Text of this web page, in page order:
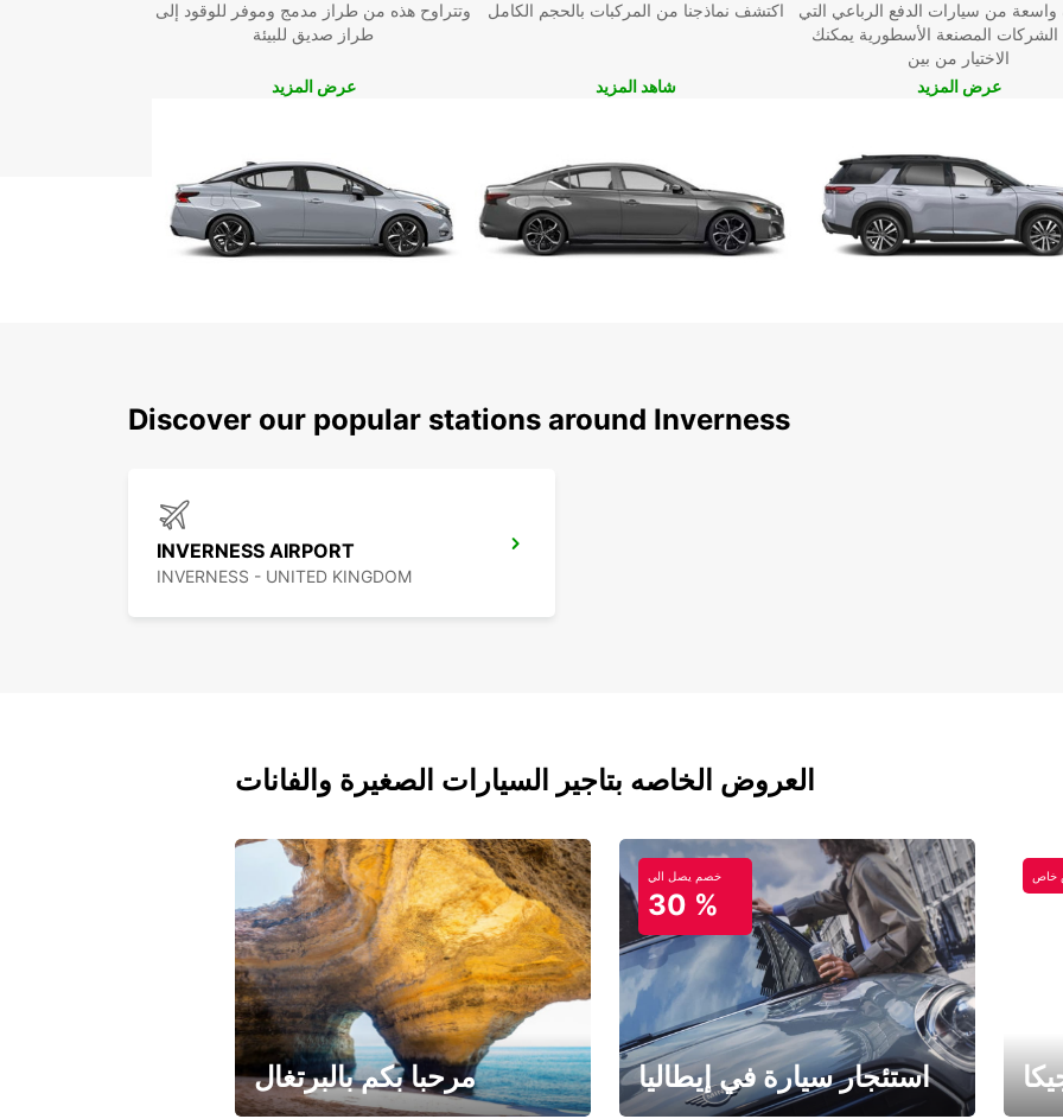
وتتراوح هذه من طراز مدمج وموفر للوقود إلى
طراز صديق للبيئة
عرض المزيد
اكتشف نماذجنا من المركبات بالحجم الكامل
شاهد المزيد
من سيارات الدفع الرباعي التي
الشركات المصنعة الأسطورية يمكنك
الاختيار من بين
عرض المزيد
Discover our popular stations around Inverness
INVERNESS AIRPORT
INVERNESS - UNITED KINGDOM
العروض الخاصه بتاجير السيارات الصغيرة والفانات
مرحبا بكم بالبرتغال
خصم يصل الي
30 %
استئجار سيارة في إيطاليا
خاص